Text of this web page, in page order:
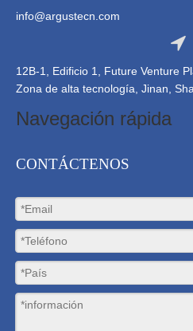
info@argustecn.com
12B-1, Edificio 1, Future Venture
Zona de alta tecnología, Jinan,
Navegación rápida
CONTÁCTENOS